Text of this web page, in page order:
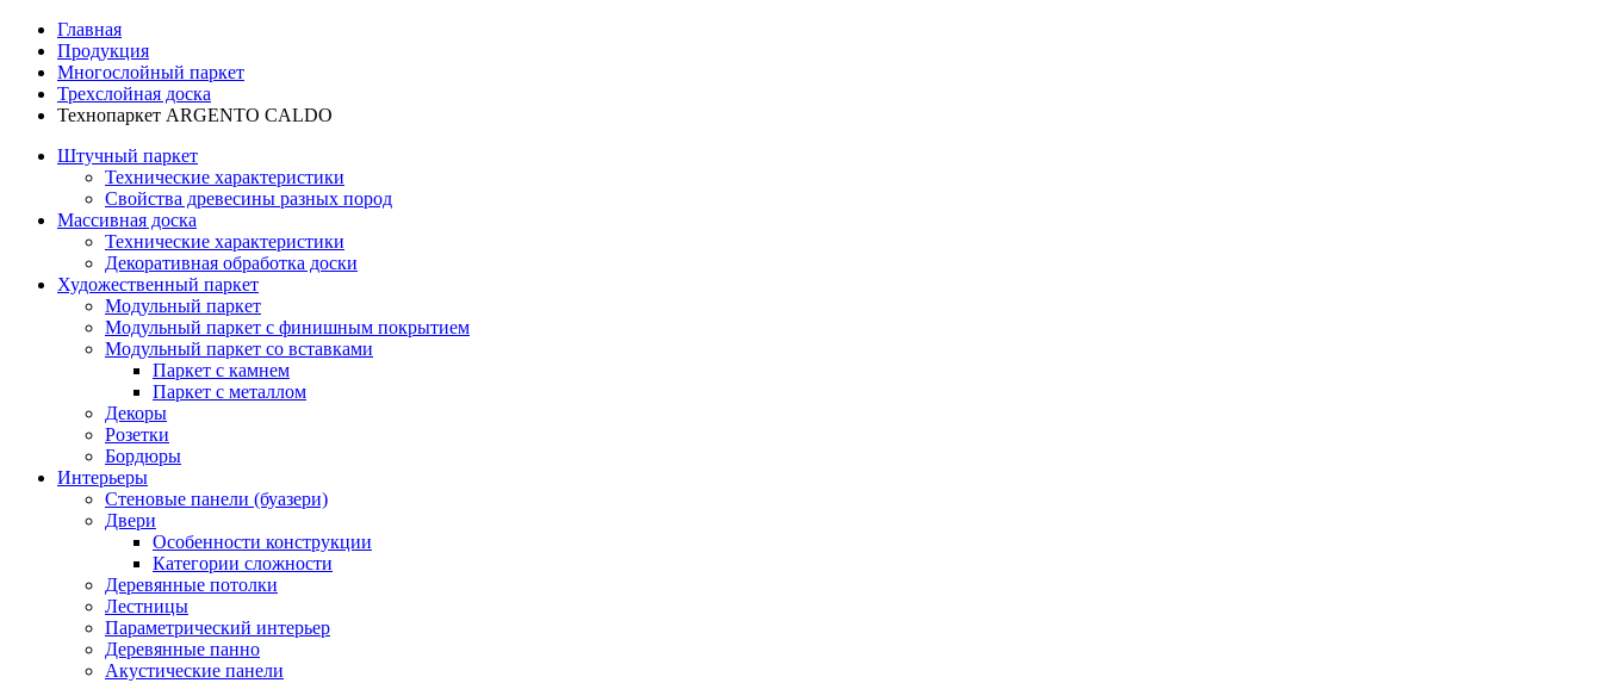
Главная
Продукция
Многослойный паркет
Трехслойная доска
Технопаркет ARGENTO CALDO
Штучный паркет
Технические характеристики
Свойства древесины разных пород
Массивная доска
Технические характеристики
Декоративная обработка доски
Художественный паркет
Модульный паркет
Модульный паркет с финишным покрытием
Модульный паркет со вставками
Паркет с камнем
Паркет с металлом
Декоры
Розетки
Бордюры
Интерьеры
Стеновые панели (буазери)
Двери
Особенности конструкции
Категории сложности
Деревянные потолки
Лестницы
Параметрический интерьер
Деревянные панно
Акустические панели